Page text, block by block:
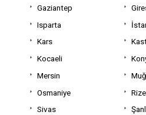
Gaziantep
Isparta
Kars
Kocaeli
Mersin
Osmaniye Rize
Sivas